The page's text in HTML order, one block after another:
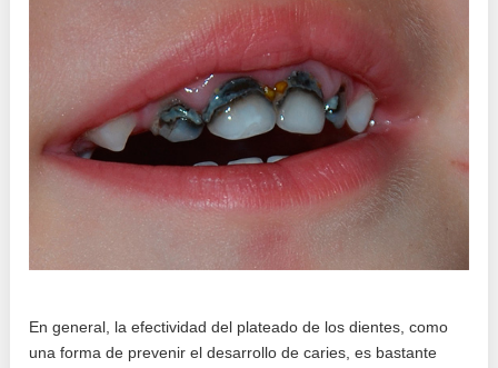
En general, la efectividad del plateado de los dientes, como
una forma de prevenir el desarrollo de caries, es bastante